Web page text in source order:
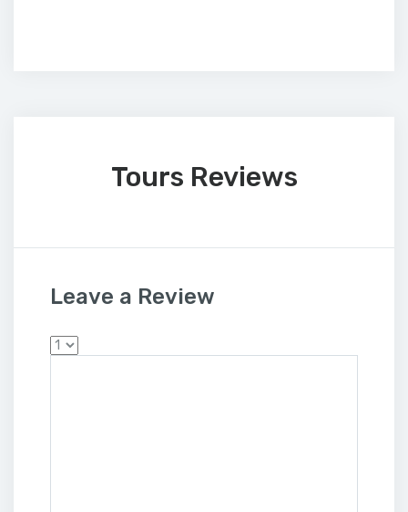
Tours Reviews
Leave a Review